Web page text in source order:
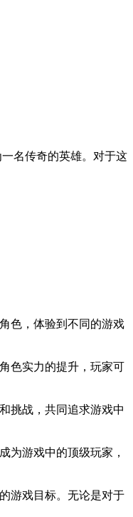
名传奇的英雄。对于这
色，体验到不同的游戏
色实力的提升，玩家可
挑战，共同追求游戏中
为游戏中的顶级玩家，
游戏目标。无论是对于